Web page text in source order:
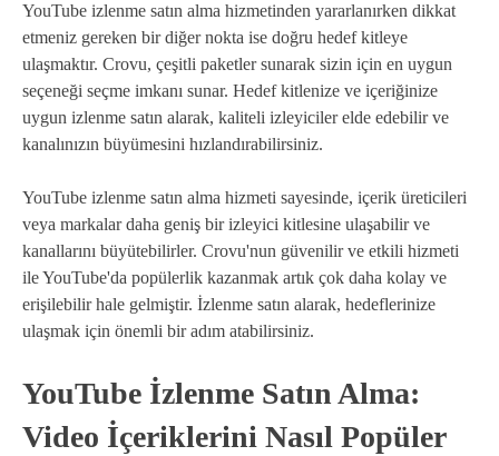
YouTube izlenme satın alma hizmetinden yararlanırken dikkat
etmeniz gereken bir diğer nokta ise doğru hedef kitleye
ulaşmaktır. Crovu, çeşitli paketler sunarak sizin için en uygun
seçeneği seçme imkanı sunar. Hedef kitlenize ve içeriğinize
uygun izlenme satın alarak, kaliteli izleyiciler elde edebilir ve
kanalınızın büyümesini hızlandırabilirsiniz.
YouTube izlenme satın alma hizmeti sayesinde, içerik üreticileri
veya markalar daha geniş bir izleyici kitlesine ulaşabilir ve
kanallarını büyütebilirler. Crovu'nun güvenilir ve etkili hizmeti
ile YouTube'da popülerlik kazanmak artık çok daha kolay ve
erişilebilir hale gelmiştir. İzlenme satın alarak, hedeflerinize
ulaşmak için önemli bir adım atabilirsiniz.
YouTube İzlenme Satın Alma:
Video İçeriklerini Nasıl Popüler